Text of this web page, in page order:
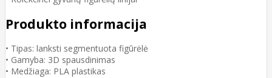
Produkto informacija
• Tipas: lanksti segmentuota figūrėlė
• Gamyba: 3D spausdinimas
• Medžiaga: PLA plastikas